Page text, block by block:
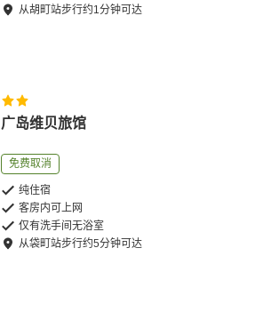
从胡町站步行约1分钟可达
广岛维贝旅馆
免费取消
纯住宿
客房内可上网
仅有洗手间无浴室
从袋町站步行约5分钟可达